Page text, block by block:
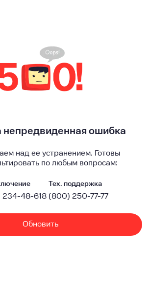
непредвиденная ошибка
над ее устранением. Готовы
по любым вопросам:
48-61
Тех. поддержка
8 (800) 250-77-77
Обновить